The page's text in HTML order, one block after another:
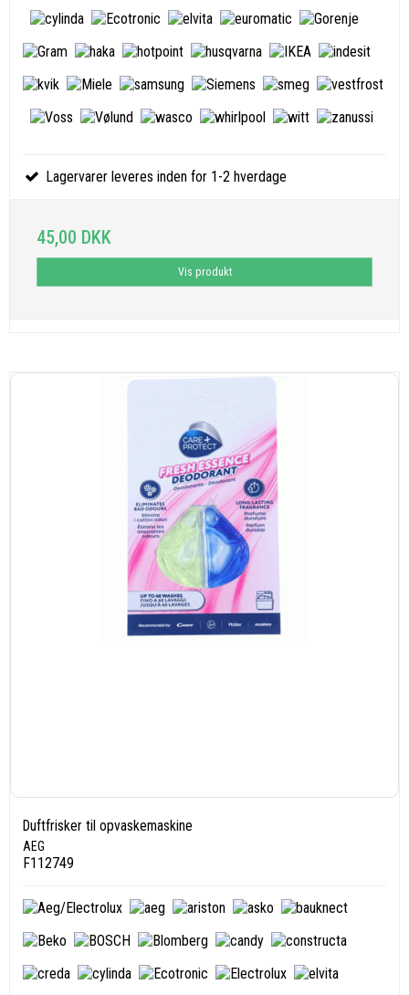
Lagervarer leveres inden for 1-2 hverdage
45,00 DKK
Vis produkt
Duftfrisker til opvaskemaskine
AEG
F112749